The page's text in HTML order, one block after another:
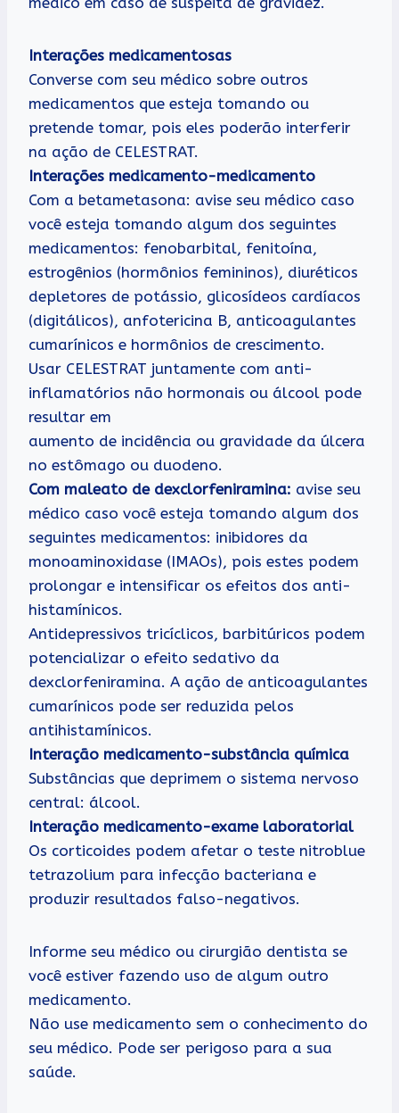
Interações medicamentosas
Converse com seu médico sobre outros
medicamentos que esteja tomando ou
pretende tomar, pois eles poderão interferir
na ação de CELESTRAT.
Interações medicamento-medicamento
Com a betametasona: avise seu médico caso
você esteja tomando algum dos seguintes
medicamentos: fenobarbital, fenitoína,
estrogênios (hormônios femininos), diuréticos
depletores de potássio, glicosídeos cardíacos
(digitálicos), anfotericina B, anticoagulantes
cumarínicos e hormônios de crescimento.
Usar CELESTRAT juntamente com anti-
inflamatórios não hormonais ou álcool pode
resultar em
aumento de incidência ou gravidade da úlcera
no estômago ou duodeno.
Com maleato de dexclorfeniramina: avise seu
médico caso você esteja tomando algum dos
seguintes medicamentos: inibidores da
monoaminoxidase (IMAOs), pois estes podem
prolongar e intensificar os efeitos dos anti-
histamínicos.
Antidepressivos tricíclicos, barbitúricos podem
potencializar o efeito sedativo da
dexclorfeniramina. A ação de anticoagulantes
cumarínicos pode ser reduzida pelos
antihistamínicos.
Interação medicamento-substância química
Substâncias que deprimem o sistema nervoso
central: álcool.
Interação medicamento-exame laboratorial
Os corticoides podem afetar o teste nitroblue
tetrazolium para infecção bacteriana e
produzir resultados falso-negativos.
Informe seu médico ou cirurgião dentista se
você estiver fazendo uso de algum outro
medicamento.
Não use medicamento sem o conhecimento do
seu médico. Pode ser perigoso para a sua
saúde.